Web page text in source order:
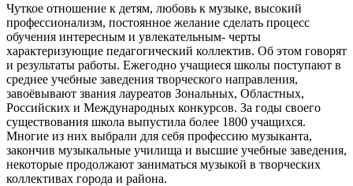
Чуткое отношение к детям, любовь к музыке, высокий
профессионализм, постоянное желание сделать процесс
обучения интересным и увлекательным- черты
характеризующие педагогический коллектив. Об этом говорят
и результаты работы. Ежегодно учащиеся школы поступают в
среднее учебные заведения творческого направления,
завоёвывают звания лауреатов Зональных, Областных,
Российских и Международных конкурсов. За годы своего
существования школа выпустила более 1800 учащихся.
Многие из них выбрали для себя профессию музыканта,
закончив музыкальные училища и высшие учебные заведения,
некоторые продолжают заниматься музыкой в творческих
коллективах города и района.